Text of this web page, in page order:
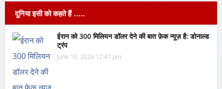
दुनिया इसी को कहते हैं …..
ईरान को 300 मिलियन डॉलर देने की बात फ़ेक न्यूज़ है: डोनाल्ड
ट्रंप
June 16, 2026 12:47 pm